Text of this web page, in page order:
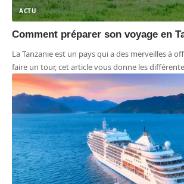
ACTU
Comment préparer son voyage en
La Tanzanie est un pays qui a des merveilles à
faire un tour, cet article vous donne les